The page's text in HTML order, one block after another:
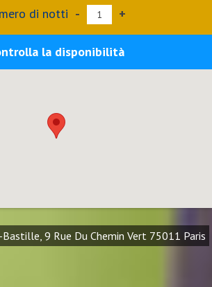
di notti - +
la disponibilità
9 Rue Du Chemin Vert 75011 Paris